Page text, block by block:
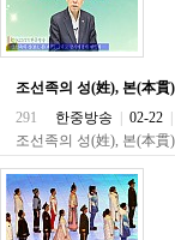
출
장
파
지
우
즐
성
조선족의 성(姓), 본(本
291
한중방송 02-22
조선족의 성(姓), 본(本